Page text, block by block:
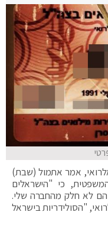
אמר אתמול (שבת)
כי "הישראלים
הם לא חלק מהחברה שלי.
"הסולידריות בישראל